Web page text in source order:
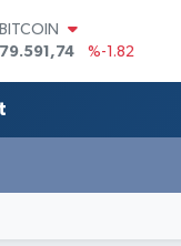
DOLAR
45,43620
%0.02
STERLİN
61,60380
%0.18